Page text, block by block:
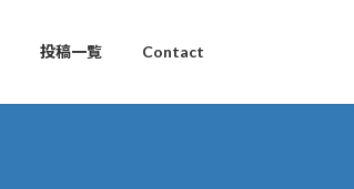
投稿一覧 Contact